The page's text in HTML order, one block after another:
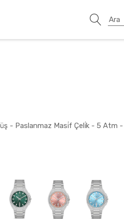
- Paslanmaz Masi̇f Çeli̇k - 5 Atm